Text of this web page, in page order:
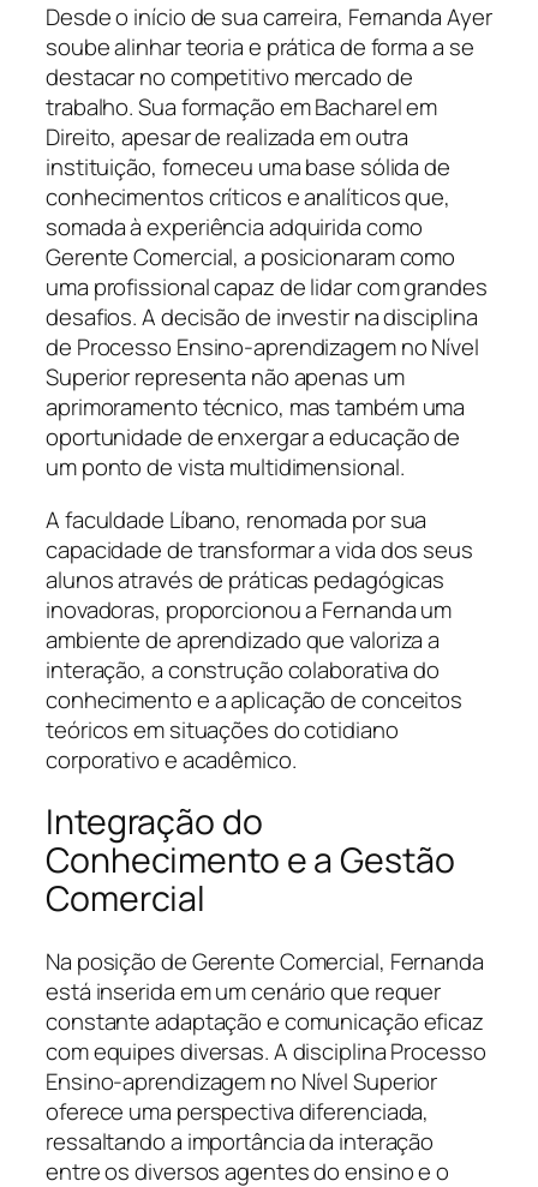
Desde o início de sua carreira, Fernanda Ayer
soube alinhar teoria e prática de forma a se
destacar no competitivo mercado de
trabalho. Sua formação em Bacharel em
Direito, apesar de realizada em outra
instituição, forneceu uma base sólida de
conhecimentos críticos e analíticos que,
somada à experiência adquirida como
Gerente Comercial, a posicionaram como
uma profissional capaz de lidar com grandes
desafios. A decisão de investir na disciplina
de Processo Ensino-aprendizagem no Nível
Superior representa não apenas um
aprimoramento técnico, mas também uma
oportunidade de enxergar a educação de
um ponto de vista multidimensional.
A faculdade Líbano, renomada por sua
capacidade de transformar a vida dos seus
alunos através de práticas pedagógicas
inovadoras, proporcionou a Fernanda um
ambiente de aprendizado que valoriza a
interação, a construção colaborativa do
conhecimento e a aplicação de conceitos
teóricos em situações do cotidiano
corporativo e acadêmico.
Integração do
Conhecimento e a Gestão
Comercial
Na posição de Gerente Comercial, Fernanda
está inserida em um cenário que requer
constante adaptação e comunicação eficaz
com equipes diversas. A disciplina Processo
Ensino-aprendizagem no Nível Superior
oferece uma perspectiva diferenciada,
ressaltando a importância da interação
entre os diversos agentes do ensino e o